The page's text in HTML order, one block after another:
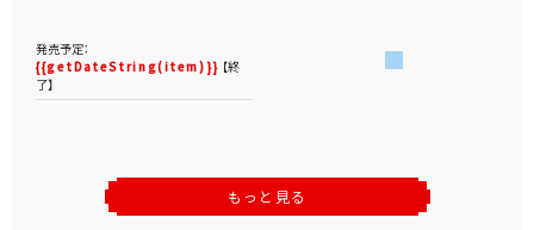
発売予定：
{{getDateString(item)}} 【終
了】
もっと見る